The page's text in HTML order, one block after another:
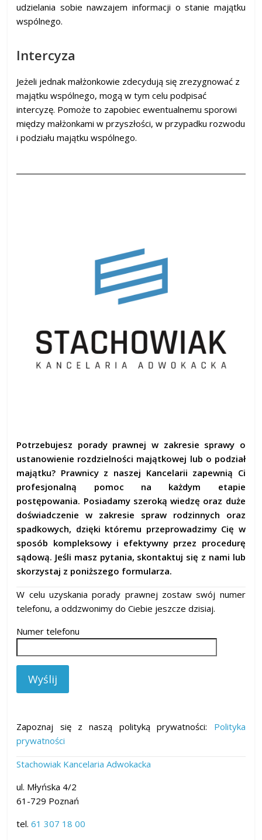
udzielania sobie nawzajem informacji o stanie majątku
wspólnego.
Intercyza
Jeżeli jednak małżonkowie zdecydują się zrezygnować z
majątku wspólnego, mogą w tym celu podpisać
intercyzę. Pomoże to zapobiec ewentualnemu sporowi
między małżonkami w przyszłości, w przypadku rozwodu
i podziału majątku wspólnego.
Potrzebujesz porady prawnej w zakresie sprawy o
ustanowienie rozdzielności majątkowej lub o podział
majątku? Prawnicy z naszej Kancelarii zapewnią Ci
profesjonalną pomoc na każdym etapie
postępowania. Posiadamy szeroką wiedzę oraz duże
doświadczenie w zakresie spraw rodzinnych oraz
spadkowych, dzięki któremu przeprowadzimy Cię w
sposób kompleksowy i efektywny przez procedurę
sądową. Jeśli masz pytania, skontaktuj się z nami lub
skorzystaj z poniższego formularza.
W celu uzyskania porady prawnej zostaw swój numer
telefonu, a oddzwonimy do Ciebie jeszcze dzisiaj.
Numer telefonu
Zapoznaj się z naszą polityką prywatności: Polityka
prywatności
Stachowiak Kancelaria Adwokacka
ul. Młyńska 4/2
61-729 Poznań
tel.61 307 18 00